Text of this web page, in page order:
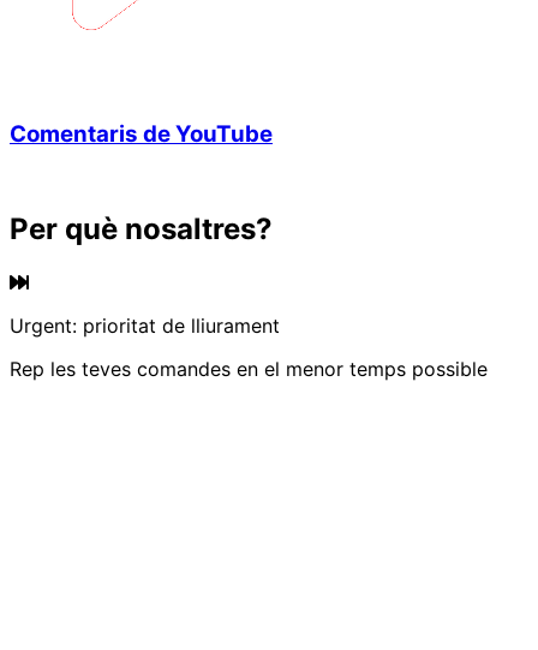
Comentaris de YouTube
Per què nosaltres?
Urgent: prioritat de lliurament
Rep les teves comandes en el menor temps possible